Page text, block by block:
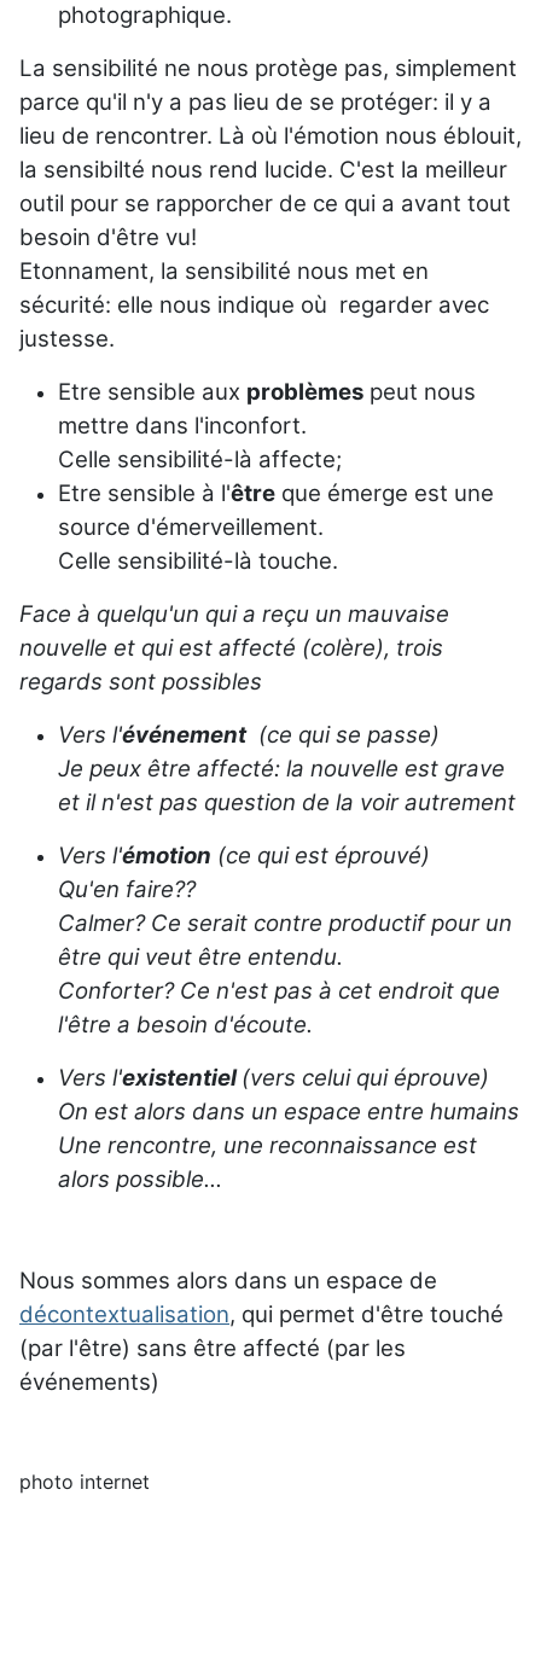
photographique.
La sensibilité ne nous protège pas, simplement
parce qu'il n'y a pas lieu de se protéger: il y a
lieu de rencontrer. Là où l'émotion nous éblouit,
la sensibilté nous rend lucide. C'est la meilleur
outil pour se rapporcher de ce qui a avant tout
besoin d'être vu!
Etonnament, la sensibilité nous met en
sécurité: elle nous indique où regarder avec
justesse.
Etre sensible aux problèmes peut nous
mettre dans l'inconfort.
Celle sensibilité-là affecte;
Etre sensible à l'être que émerge est une
source d'émerveillement.
Celle sensibilité-là touche.
Face à quelqu'un qui a reçu un mauvaise
nouvelle et qui est affecté (colère), trois
regards sont possibles
Vers l'événement(ce qui se passe)
Je peux être affecté: la nouvelle est grave
et il n'est pas question de la voir autrement
Vers l'émotion (ce qui est éprouvé)
Qu'en faire??
Calmer? Ce serait contre productif pour un
être qui veut être entendu.
Conforter? Ce n'est pas à cet endroit que
l'être a besoin d'écoute.
Vers l'existentiel(vers celui qui éprouve)
On est alors dans un espace entre humains
Une rencontre, une reconnaissance est
alors possible...
Nous sommes alors dans un espace de
décontextualisation, qui permet d'être touché
(par l'être) sans être affecté (par les
événements)
photo internet